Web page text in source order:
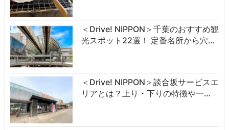
＜Drive! NIPPON＞千葉のおすすめ観
光スポット22選！ 定番名所から穴…
＜Drive! NIPPON＞談合坂サービスエ
リアとは？上り・下りの特徴や一…